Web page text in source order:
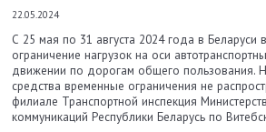
22.05.2024
С 25 мая по 31 августа 2024 года в Беларуси
ограничение нагрузок на оси
движении по дорогам общего пользования.
средства временные ограничения не
филиале Транспортной инспекция
коммуникаций Республики Беларусь по